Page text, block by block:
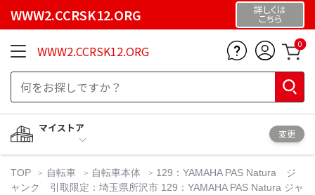
WWW2.CCRSK12.ORG 詳しくは
こちら
WWW2.CCRSK12.ORG 0
マイストア
変更
TOP 自転車 自転車本体
129：YAMAHA PAS Natura ジ
ャンク 引取限定：埼玉県所沢市 129：YAMAHA PAS Natura ジャ